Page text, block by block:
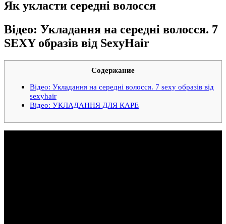
Як укласти середні волосся
Відео: Укладання на середні волосся. 7
SEXY образів від SexyHair
Содержание
Відео: Укладання на середні волосся. 7 sexy образів від
sexyhair
Відео: УКЛАДАННЯ ДЛЯ КАРЕ